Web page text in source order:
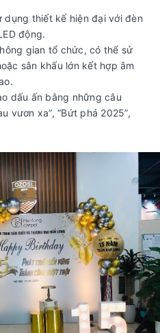
dụng thiết kế hiện đại với đèn
động.
gian tổ chức, có thể sử
sân khấu lớn kết hợp âm
dấu ấn bằng những câu
vươn xa”, “Bứt phá 2025”,